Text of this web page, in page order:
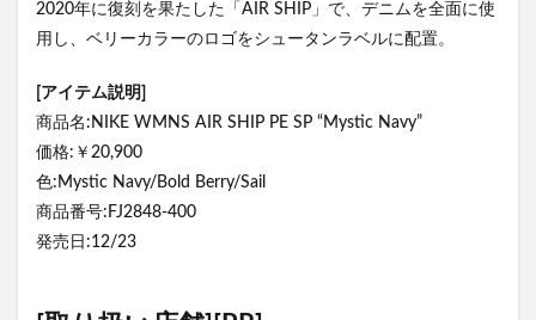
2020年に復刻を果たした「AIR SHIP」で、デニムを全面に使
用し、ベリーカラーのロゴをシュータンラベルに配置。
[アイテム説明]
商品名:NIKE WMNS AIR SHIP PE SP “Mystic Navy”
価格:￥20,900
色:Mystic Navy/Bold Berry/Sail
商品番号:FJ2848-400
発売日:12/23